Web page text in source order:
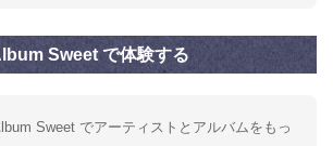
Sweet で体験する
Sweet でアーティストとアルバムをもっ